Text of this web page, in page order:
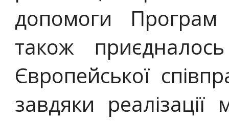
допомоги Програм
також
Європейської
завдяки